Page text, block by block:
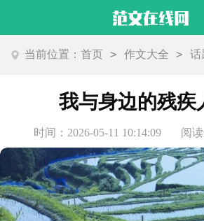
当前位置：首页 > 作文大全 > 话
我与身边的残疾
时间：2026-05-11 10:14:09 阅